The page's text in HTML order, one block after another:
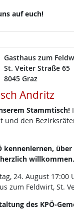
auf euch!
Gasthaus zum
St. Veiter Straße 65
8045 Graz
Andritz
Stammtisch!
und den
kennenlernen,
willkommen.
24. August 17:00
zum Feldwirt, St.
des KPÖ-